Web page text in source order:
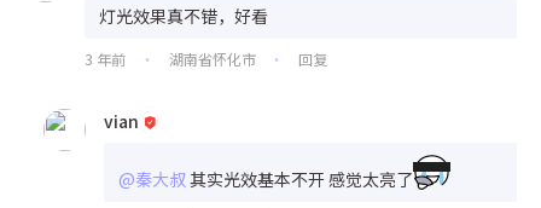
灯光效果真不错，好看
3 年前 • 湖南省怀化市 • 回复
vian
@秦大叔其实光效基本不开 感觉太亮了